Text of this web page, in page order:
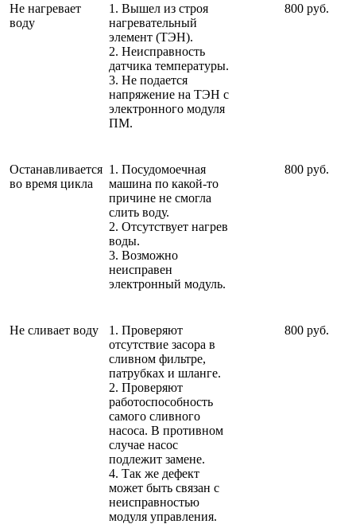
Не нагревает
воду
1. Вышел из строя
нагревательный
элемент (ТЭН).
2. Неисправность
датчика температуры.
3. Не подается
напряжение на ТЭН с
электронного модуля
ПМ.
800 руб.
Останавливается
во время цикла
1. Посудомоечная
машина по какой-то
причине не смогла
слить воду.
2. Отсутствует нагрев
воды.
3. Возможно
неисправен
электронный модуль.
800 руб.
Не сливает воду
1. Проверяют
отсутствие засора в
сливном фильтре,
патрубках и шланге.
2. Проверяют
работоспособность
самого сливного
насоса. В противном
случае насос
подлежит замене.
4. Так же дефект
может быть связан с
неисправностью
модуля управления.
800 руб.